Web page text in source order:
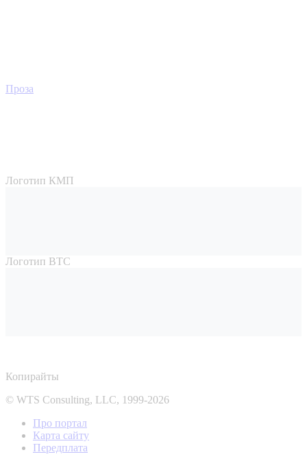
Проза
Логотип КМП
Логотип ВТС
Копирайты
© WTS Consulting, LLC, 1999-2026
Про портал
Карта сайту
Передплата